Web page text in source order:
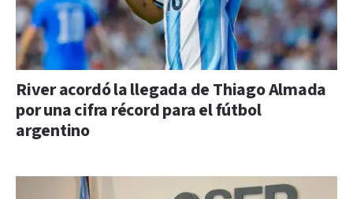
River acordó la llegada de Thiago Almada
por una cifra récord para el fútbol
argentino